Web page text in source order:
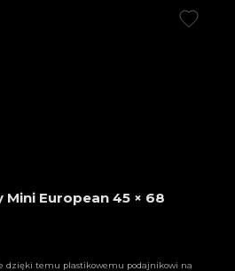
European 45 × 68
dzięki temu plastikowemu podajnikowi na